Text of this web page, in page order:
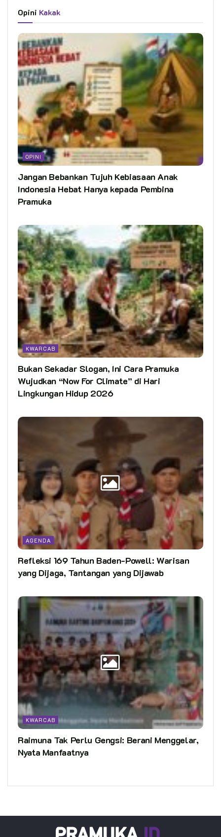
Opini Kakak
OPINI
Jangan Bebankan Tujuh Kebiasaan Anak
Indonesia Hebat Hanya kepada Pembina
Pramuka
KWARCAB
Bukan Sekadar Slogan, Ini Cara Pramuka
Wujudkan “Now For Climate” di Hari
Lingkungan Hidup 2026
AGENDA
Refleksi 169 Tahun Baden-Powell: Warisan
yang Dijaga, Tantangan yang Dijawab
KWARCAB
Raimuna Tak Perlu Gengsi: Berani Menggelar,
Nyata Manfaatnya